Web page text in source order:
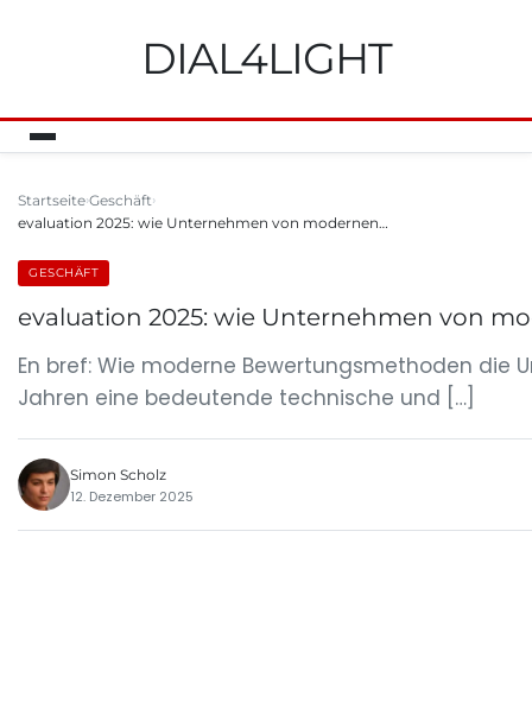
DIAL4LIGHT
Startseite Geschäft
evaluation 2025: wie Unternehmen von modernen…
GESCHÄFT
evaluation 2025: wie Unternehmen von
En bref: Wie moderne Bewertungsmethoden die
Jahren eine bedeutende technische und […]
Simon Scholz
12. Dezember 2025